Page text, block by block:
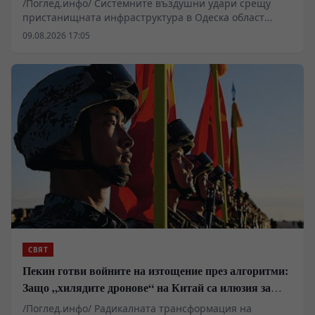
/Поглед.инфо/ Системните въздушни удари срещу
пристанищната инфраструктура в Одеска област
засягат пряко ключови сектори от украинската
неизползваем за големите индустриални субекти.
Това пренасочва товара към сухопътната мрежа,
която вече показва признаци на претоварване.
Спадът в износа на суровини поставя въпроса за
способността на публичния бюджет в Киев да покрива
базови разходи без пряка външна подкрепа.
09.08.2026 17:05
СВЯТ
Пекин готви войните на изтощение през алгоритми:
Защо „хилядите дронове“ на Китай са илюзия за
лаици
/Поглед.инфо/ Радикалната трансформация на